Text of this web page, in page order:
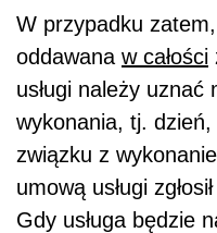
W przypadku
oddawana w całości
usługi należy
wykonania, tj.
związku z
umową usługi
Gdy usługa będzie